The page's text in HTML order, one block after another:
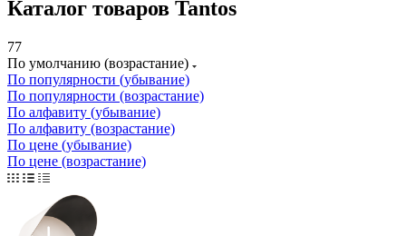
Каталог товаров Tantos
77
По умолчанию (возрастание)
По популярности (убывание)
По популярности (возрастание)
По алфавиту (убывание)
По алфавиту (возрастание)
По цене (убывание)
По цене (возрастание)